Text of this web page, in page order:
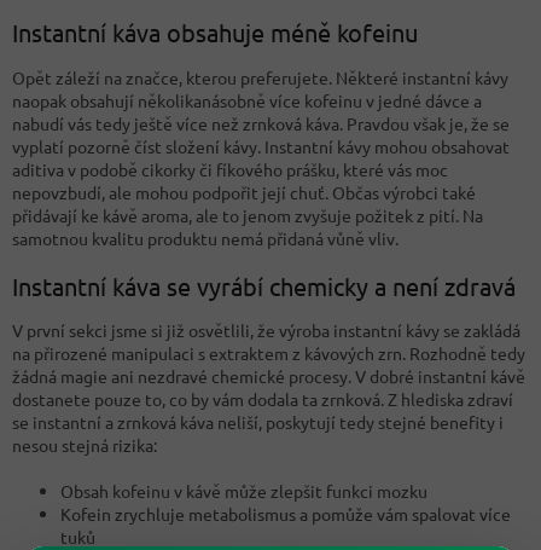
Instantní káva obsahuje méně kofeinu
Opět záleží na značce, kterou preferujete. Některé instantní kávy
naopak obsahují několikanásobně více kofeinu v jedné dávce a
nabudí vás tedy ještě více než zrnková káva. Pravdou však je, že se
vyplatí pozorně číst složení kávy. Instantní kávy mohou obsahovat
aditiva v podobě cikorky či fíkového prášku, které vás moc
nepovzbudí, ale mohou podpořit její chuť. Občas výrobci také
přidávají ke kávě aroma, ale to jenom zvyšuje požitek z pití. Na
samotnou kvalitu produktu nemá přidaná vůně vliv.
Instantní káva se vyrábí chemicky a není zdravá
V první sekci jsme si již osvětlili, že výroba instantní kávy se zakládá
na přirozené manipulaci s extraktem z kávových zrn. Rozhodně tedy
žádná magie ani nezdravé chemické procesy. V dobré instantní kávě
dostanete pouze to, co by vám dodala ta zrnková. Z hlediska zdraví
se instantní a zrnková káva neliší, poskytují tedy stejné benefity i
nesou stejná rizika:
Obsah kofeinu v kávě může zlepšit funkci mozku
Kofein zrychluje metabolismus a pomůže vám spalovat více
tuků